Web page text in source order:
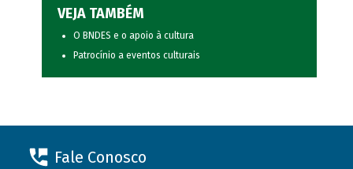
VEJA TAMBÉM
O BNDES e o apoio à cultura
Patrocínio a eventos culturais
Fale Conosco